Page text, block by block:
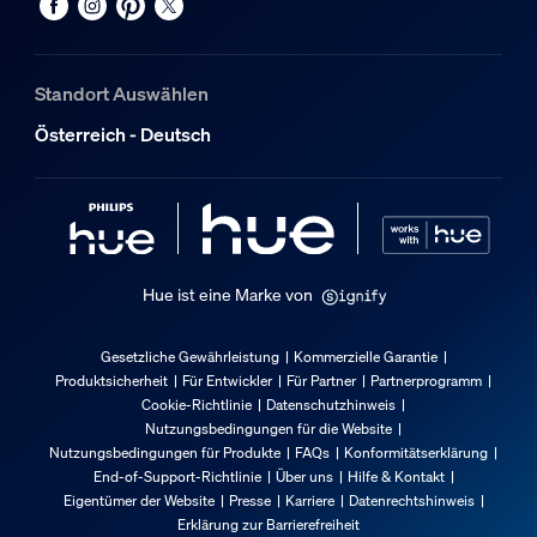
2000-6500 K
Packmaße und Gewicht
EAN/UPC - Produkt
8719514491649
Nettogewicht
0,1 kg
174 mm
72 mm
72 mm
Standort Auswählen
Österreich - Deutsch
Hue ist eine Marke von
Gesetzliche Gewährleistung
Kommerzielle Garantie
Produktsicherheit
Für Entwickler Für Partner
Partnerprogramm
Cookie-Richtlinie
Datenschutzhinweis
Nutzungsbedingungen für die Website
Nutzungsbedingungen für Produkte
FAQs
Konformitätserklärung
End-of-Support-Richtlinie
Über uns
Hilfe & Kontakt
Eigentümer der Website
Presse Karriere
Datenrechtshinweis
Erklärung zur Barrierefreiheit